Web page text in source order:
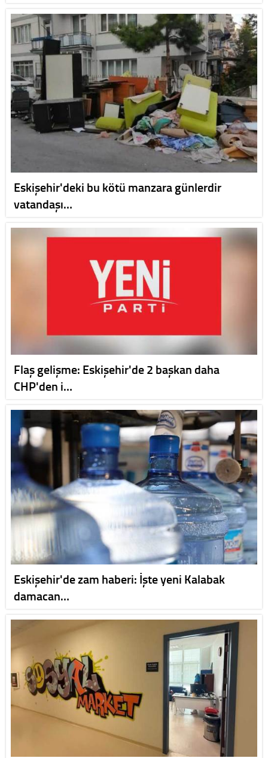
Eskişehir'deki bu kötü manzara günlerdir
vatandaşı…
Flaş gelişme: Eskişehir'de 2 başkan daha
CHP'den i…
Eskişehir'de zam haberi: İşte yeni Kalabak
damacan…